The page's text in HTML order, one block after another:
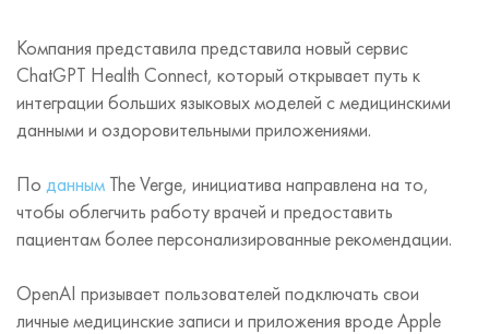
Компания представила представила новый сервис
ChatGPT Health Connect, который открывает путь к
интеграции больших языковых моделей с медицинскими
данными и оздоровительными приложениями.
По данным The Verge, инициатива направлена на то,
чтобы облегчить работу врачей и предоставить
пациентам более персонализированные рекомендации.
OpenAI призывает пользователей подключать свои
личные медицинские записи и приложения вроде Apple